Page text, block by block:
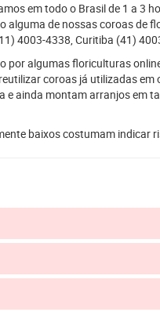
em todo o Brasil de 1 a
de nossas coroas
4003-4338, Curitiba (41)
por algumas floriculturas
coroas já utilizadas
ainda montam arranjos em
baixos costumam